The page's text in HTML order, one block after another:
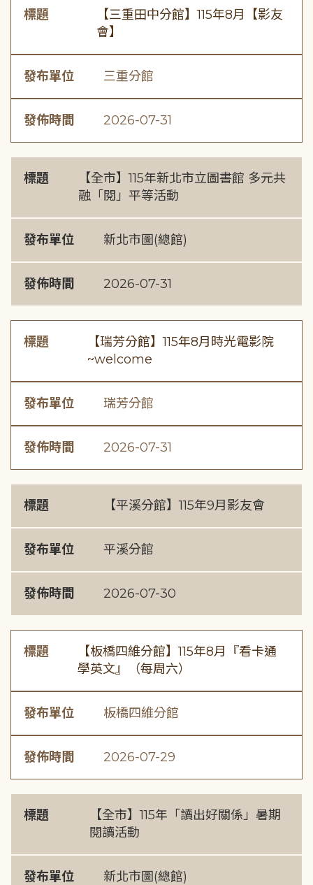
標題
【三重田中分館】115年8月【影友
會】
發布單位 三重分館
發佈時間 2026-07-31
標題
【全市】115年新北市立圖書館 多元共
融「閱」平等活動
發布單位 新北市圖(總館)
發佈時間 2026-07-31
標題
【瑞芳分館】115年8月時光電影院
~welcome
發布單位 瑞芳分館
發佈時間 2026-07-31
標題 【平溪分館】115年9月影友會
發布單位 平溪分館
發佈時間 2026-07-30
標題
【板橋四維分館】115年8月『看卡通
學英文』（每周六）
發布單位 板橋四維分館
發佈時間 2026-07-29
標題
【全市】115年「讀出好關係」暑期
閱讀活動
發布單位 新北市圖(總館)